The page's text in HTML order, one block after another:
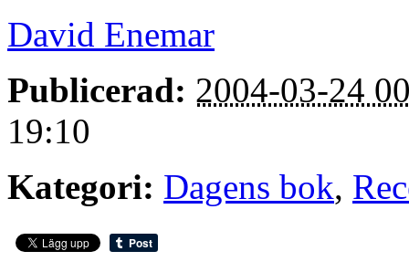
David Enemar
Publicerad: 2004-03-24
19:10
Kategori: Dagens bok,